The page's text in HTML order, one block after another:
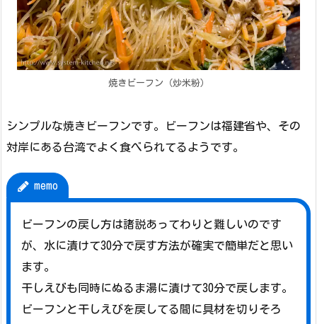
焼きビーフン（炒米粉）
シンプルな焼きビーフンです。ビーフンは福建省や、その
対岸にある台湾でよく食べられてるようです。
memo
ビーフンの戻し方は諸説あってわりと難しいのです
が、水に漬けて30分で戻す方法が確実で簡単だと思い
ます。
干しえびも同時にぬるま湯に漬けて30分で戻します。
ビーフンと干しえびを戻してる間に具材を切りそろ